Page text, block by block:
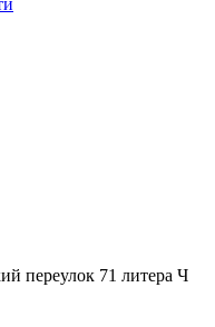
переулок 71 литера Ч